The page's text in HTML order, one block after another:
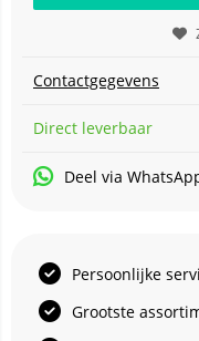
Contactgegevens
Direct leverbaar
Deel via
Persoonlijke
Grootste